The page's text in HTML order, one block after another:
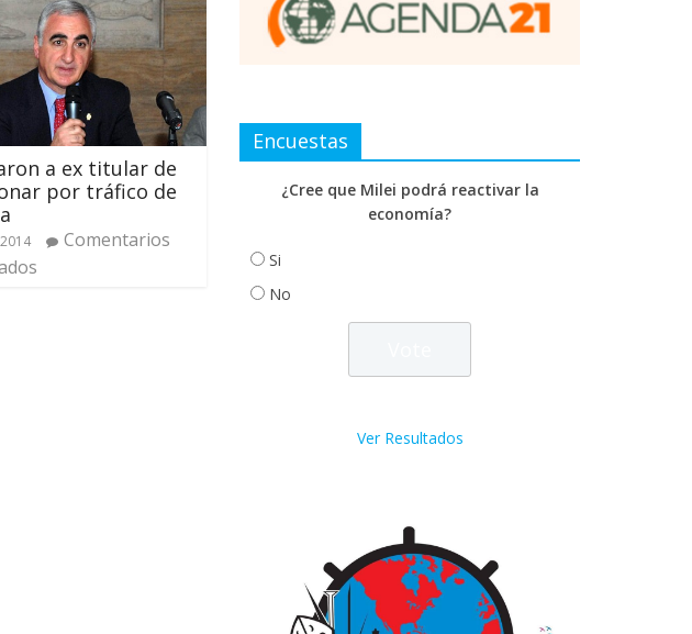
a ex titular de
por tráfico de
Comentarios
Encuestas
¿Cree que Milei podrá reactivar la
economía?
Si
No
Ver Resultados